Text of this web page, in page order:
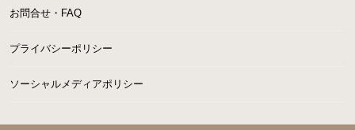
お問合せ・FAQ
プライバシーポリシー
ソーシャルメディアポリシー